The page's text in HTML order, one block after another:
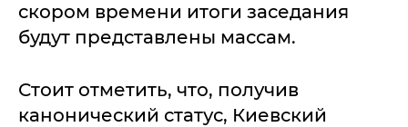
скором времени итоги заседания
будут представлены массам.
Стоит отметить, что, получив
канонический статус, Киевский